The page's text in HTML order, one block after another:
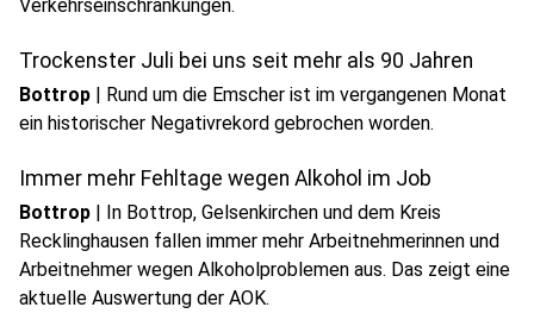
Verkehrseinschränkungen.
Trockenster Juli bei uns seit mehr als 90 Jahren
Bottrop | Rund um die Emscher ist im vergangenen Monat
ein historischer Negativrekord gebrochen worden.
Immer mehr Fehltage wegen Alkohol im Job
Bottrop | In Bottrop, Gelsenkirchen und dem Kreis
Recklinghausen fallen immer mehr Arbeitnehmerinnen und
Arbeitnehmer wegen Alkoholproblemen aus. Das zeigt eine
aktuelle Auswertung der AOK.